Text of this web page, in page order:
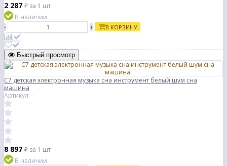
2 287 ₽ за 1 шт
В наличии
-
+ В КОРЗИНУ
Быстрый просмотр
С7 детская электронная музыка сна инструмент белый шум сна
машина
Артикул: -
8 897 ₽ за 1 шт
В наличии